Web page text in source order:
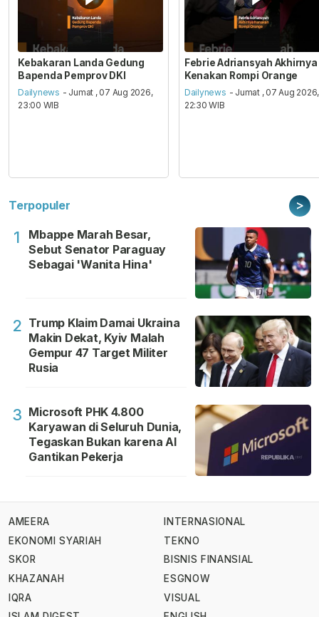
Kebakaran Landa Gedung
Bapenda Pemprov DKI
Dailynews - Jumat , 07 Aug 2026,
23:00 WIB
Febrie Adriansyah Akhirnya
Kenakan Rompi Orange
Dailynews - Jumat , 07 Aug 2026,
22:30 WIB
Terpopuler >
1
Mbappe Marah Besar,
Sebut Senator Paraguay
Sebagai 'Wanita Hina'
2 Trump Klaim Damai Ukraina
Makin Dekat, Kyiv Malah
Gempur 47 Target Militer
Rusia
3 Microsoft PHK 4.800
Karyawan di Seluruh Dunia,
Tegaskan Bukan karena AI
Gantikan Pekerja
AMEERA
EKONOMI SYARIAH
SKOR
KHAZANAH
IQRA
INTERNASIONAL
TEKNO
BISNIS FINANSIAL
ESGNOW
VISUAL